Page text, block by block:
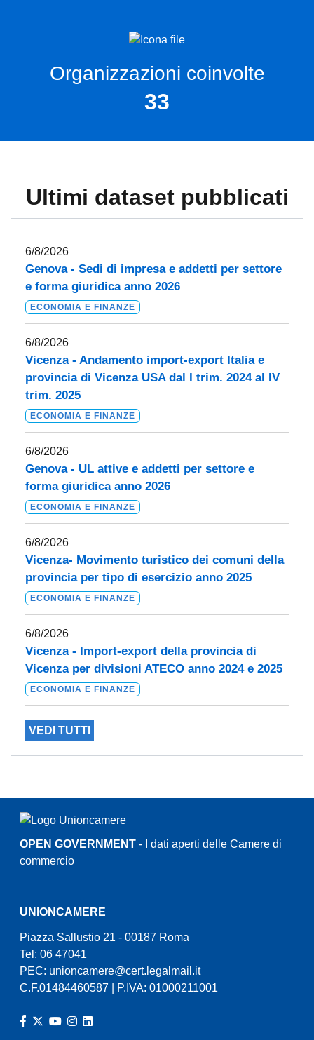
Organizzazioni coinvolte
33
Ultimi dataset pubblicati
6/8/2026
Genova - Sedi di impresa e addetti per settore
e forma giuridica anno 2026
ECONOMIA E FINANZE
6/8/2026
Vicenza - Andamento import-export Italia e
provincia di Vicenza USA dal I trim. 2024 al IV
trim. 2025
ECONOMIA E FINANZE
6/8/2026
Genova - UL attive e addetti per settore e
forma giuridica anno 2026
ECONOMIA E FINANZE
6/8/2026
Vicenza- Movimento turistico dei comuni della
provincia per tipo di esercizio anno 2025
ECONOMIA E FINANZE
6/8/2026
Vicenza - Import-export della provincia di
Vicenza per divisioni ATECO anno 2024 e 2025
ECONOMIA E FINANZE
VEDI TUTTI
OPEN GOVERNMENT - I dati aperti delle Camere di
commercio
UNIONCAMERE
Piazza Sallustio 21 - 00187 Roma
Tel: 06 47041
PEC: unioncamere@cert.legalmail.it
C.F.01484460587 | P.IVA: 01000211001